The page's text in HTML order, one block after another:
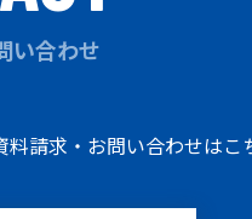
い合わせ
請求・お問い合わせはこ